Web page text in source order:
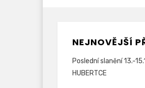
NEJNOVĚJŠÍ
Poslední slanění 13.-
HUBERTCE